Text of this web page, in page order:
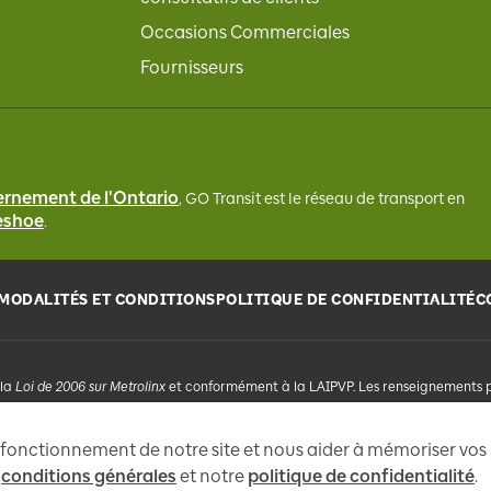
Occasions Commerciales
Fournisseurs
de l'Ontario, GO Transitest le réseau de transport en
.
MODALITÉS ET CONDITIONS POLITIQUE DE CONFIDENTIALITÉ
Loi de 2006 sur Metrolinx et conformément à la LAIPVP. Les renseignements
97, rue
de notre site et nous aider à mémoriser
conditions générales et notre politique de confidentialité.